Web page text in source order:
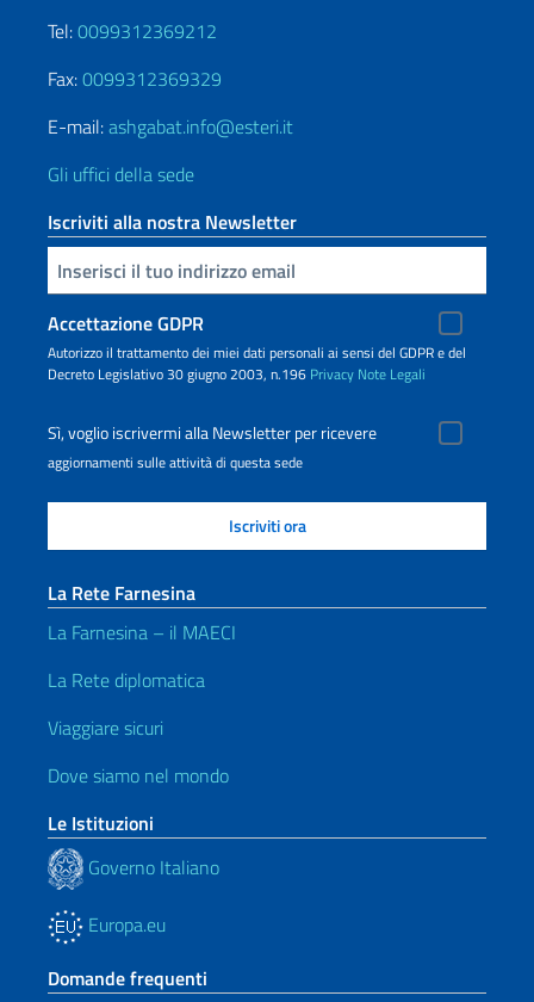
Tel:0099312369212
Fax:0099312369329
E-mail:ashgabat.info@esteri.it
Gli uffici della sede
Iscriviti alla nostra Newsletter
Inserisci la tua email
Accettazione GDPR
Autorizzo il trattamento dei miei dati personali ai sensi del GDPR e del
Decreto Legislativo 30 giugno 2003, n.196 Privacy Note Legali
Sì, voglio iscrivermi alla Newsletter per ricevere
aggiornamenti sulle attività di questa sede
La Rete Farnesina
La Farnesina – il MAECI
La Rete diplomatica
Viaggiare sicuri
Dove siamo nel mondo
Le Istituzioni
Governo Italiano
Europa.eu
Domande frequenti